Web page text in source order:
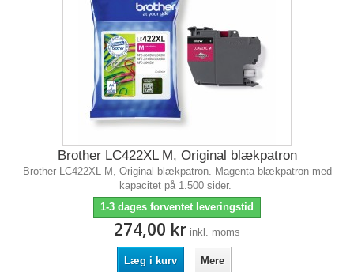
Brother LC422XL M, Original blækpatron
Brother LC422XL M, Original blækpatron. Magenta blækpatron med
kapacitet på 1.500 sider.
1-3 dages forventet leveringstid
274,00 kr inkl. moms
Læg i kurv Mere